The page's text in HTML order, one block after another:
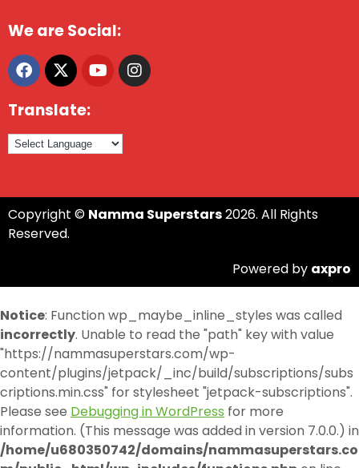
We are Social:
Translate:
Copyright © Namma Superstars2026. All Rights
Reserved.
Powered by axpro
Notice: Function wp_maybe_inline_styles was called
incorrectly. Unable to read the "path" key with value
"https://nammasuperstars.com/wp-
content/plugins/jetpack/_inc/build/subscriptions/subs
criptions.min.css" for stylesheet "jetpack-subscriptions".
Please see Debugging in WordPress for more
information. (This message was added in version 7.0.0.) in
/home/u680350742/domains/nammasuperstars.co